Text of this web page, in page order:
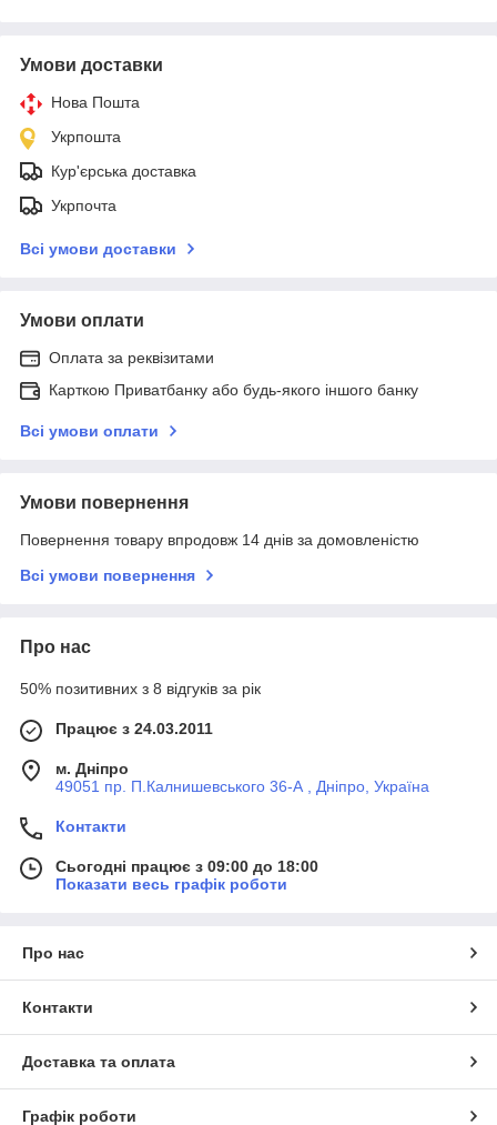
Умови доставки
Нова Пошта
Укрпошта
Кур'єрська доставка
Укрпочта
Всі умови доставки
Умови оплати
Оплата за реквізитами
Карткою Приватбанку або будь-якого іншого банку
Всі умови оплати
Умови повернення
Повернення товару впродовж 14 днів за домовленістю
Всі умови повернення
Про нас
50% позитивних з 8 відгуків за рік
Працює з 24.03.2011
м. Дніпро
49051 пр. П.Калнишевського 36-А , Дніпро, Україна
Контакти
Сьогодні працює з 09:00 до 18:00
Показати весь графік роботи
Про нас
Контакти
Доставка та оплата
Графік роботи